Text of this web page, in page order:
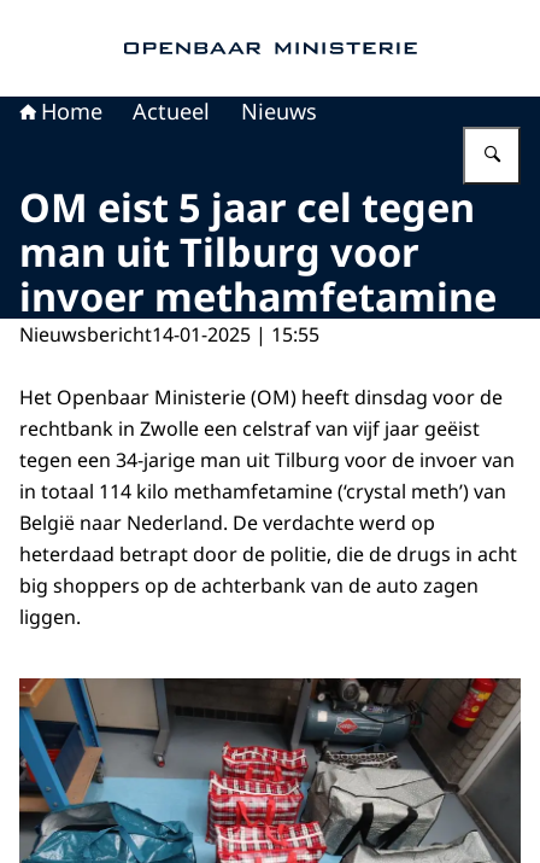
Home Actueel Nieuws
OM eist 5 jaar cel tegen
man uit Tilburg voor
invoer methamfetamine
Nieuwsbericht14-01-2025 | 15:55
Het Openbaar Ministerie (OM) heeft dinsdag voor de
rechtbank in Zwolle een celstraf van vijf jaar geëist
tegen een 34-jarige man uit Tilburg voor de invoer van
in totaal 114 kilo methamfetamine (‘crystal meth’) van
België naar Nederland. De verdachte werd op
heterdaad betrapt door de politie, die de drugs in acht
big shoppers op de achterbank van de auto zagen
liggen.